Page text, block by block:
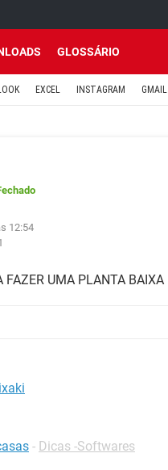
GLOSSÁRIO
EXCEL INSTAGRAM GMAIL
12:54
FAZER UMA PLANTA BAIXA
- Dicas -Softwares